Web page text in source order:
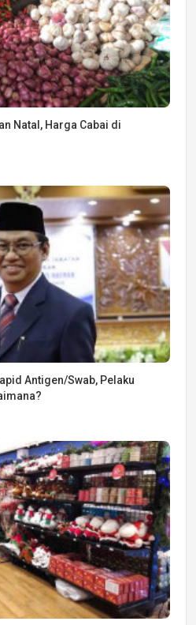
Natal, Harga Cabai di
Antigen/Swab, Pelaku